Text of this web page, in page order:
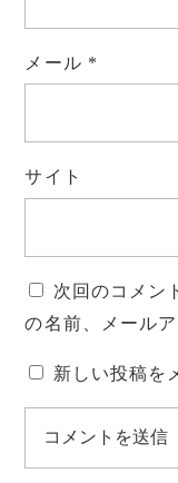
メール *
サイト
次回のコメン
の名前、メール
新しい投稿を